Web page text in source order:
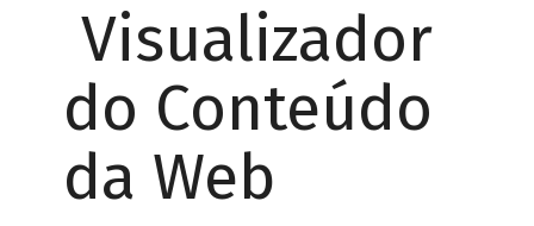
Visualizador
do Conteúdo
da Web